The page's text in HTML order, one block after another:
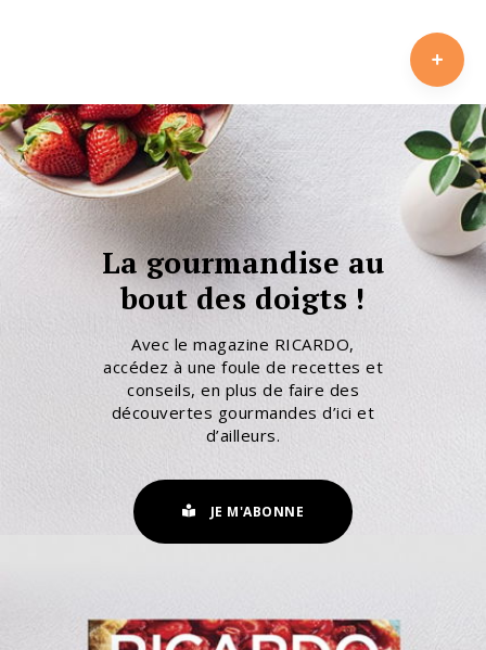
La gourmandise au
bout des doigts !
Avec le magazine RICARDO,
accédez à une foule de recettes et
conseils, en plus de faire des
découvertes gourmandes d’ici et
d’ailleurs.
JE M'ABONNE